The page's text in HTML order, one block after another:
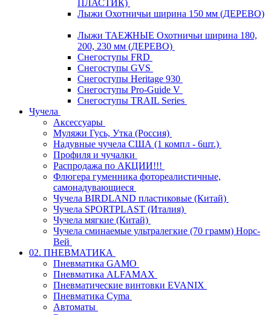
ПЛАСТИК)
Лыжи Охотничьи ширина 150 мм (ДЕРЕВО)
Лыжи ТАЕЖНЫЕ Охотничьи ширина 180,
200, 230 мм (ДЕРЕВО)
Снегоступы FRD
Снегоступы GVS
Снегоступы Heritage 930
Снегоступы Pro-Guide V
Снегоступы TRAIL Series
Чучела
Аксессуары
Муляжи Гусь, Утка (Россия)
Надувные чучела США (1 компл - 6шт.)
Профиля и чучалки
Распродажа по АКЦИИ!!!
Флюгера гуменника фотореалистичные,
самонадувающиеся
Чучела BIRDLAND пластиковые (Китай)
Чучела SPORTPLAST (Италия)
Чучела мягкие (Китай)
Чучела сминаемые ультралегкие (70 грамм) Норс-
Вей
02. ПНЕВМАТИКА
Пневматика GAMO
Пневматика ALFAMAX
Пневматические винтовки EVANIX
Пневматика Cyma
Автоматы